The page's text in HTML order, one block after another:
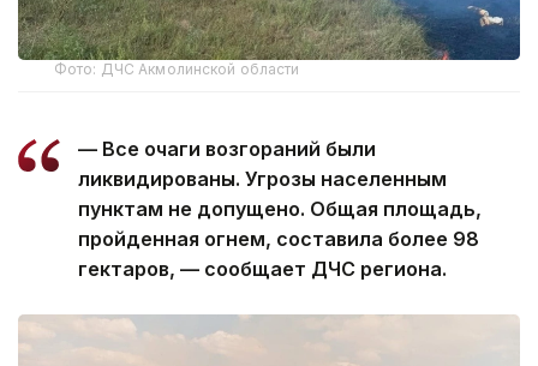
Фото: ДЧС Акмолинской области
— Все очаги возгораний были
ликвидированы. Угрозы населенным
пунктам не допущено. Общая площадь,
пройденная огнем, составила более 98
гектаров, — сообщает ДЧС региона.